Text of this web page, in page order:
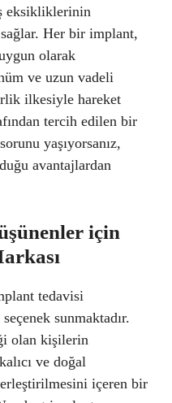
eksikliklerinin
Her bir implant,
olarak
ve uzun vadeli
ilkesiyle hareket
tercih edilen bir
yaşıyorsanız,
avantajlardan
için
tedavisi
sunmaktadır.
olan kişilerin
ve doğal
içeren bir